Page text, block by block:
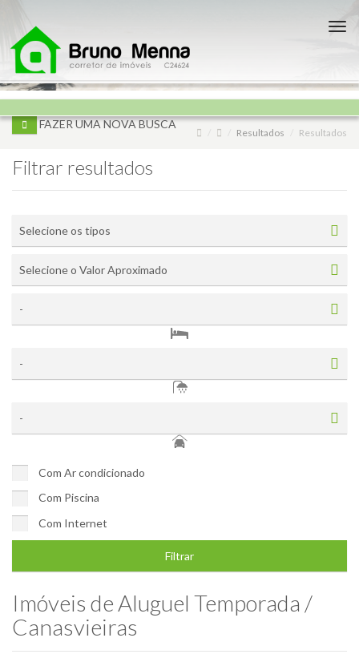
FAZER UMA NOVA BUSCA
Resultados Resultados
Filtrar resultados
Selecione os tipos
Selecione o Valor Aproximado
-
-
-
Com Ar condicionado
Com Piscina
Com Internet
Filtrar
Imóveis deAluguel Temporada /
Canasvieiras